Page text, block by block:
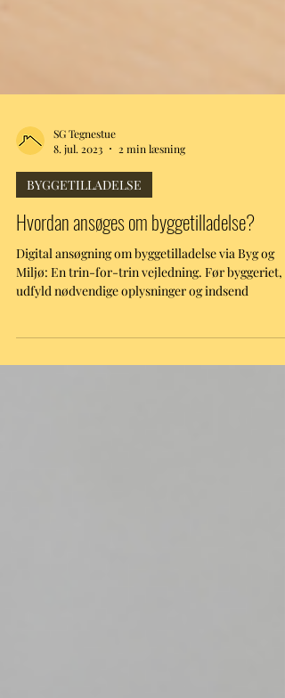
SG Tegnestue
8. jul. 2023
2 min læsning
BYGGETILLADELSE
Hvordan ansøges om byggetilladelse?
Digital ansøgning om byggetilladelse via Byg og